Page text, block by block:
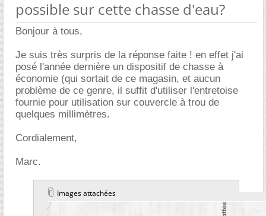
possible sur cette chasse d'eau?
Bonjour à tous,
Je suis très surpris de la réponse faite ! en effet j'ai
posé l'année dernière un dispositif de chasse à
économie (qui sortait de ce magasin, et aucun
problème de ce genre, il suffit d'utiliser l'entretoise
fournie pour utilisation sur couvercle à trou de
quelques millimètres.
Cordialement,
Marc.
Images attachées